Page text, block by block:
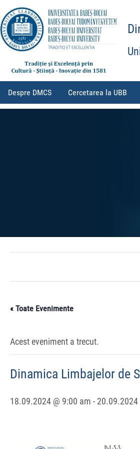
Despre DMCS Cercetarea la UBB
« Toate Evenimente
Acest eveniment a trecut.
Dinamica Limbajelor de
18.09.2024 @ 9:00 am - 20.09.2024